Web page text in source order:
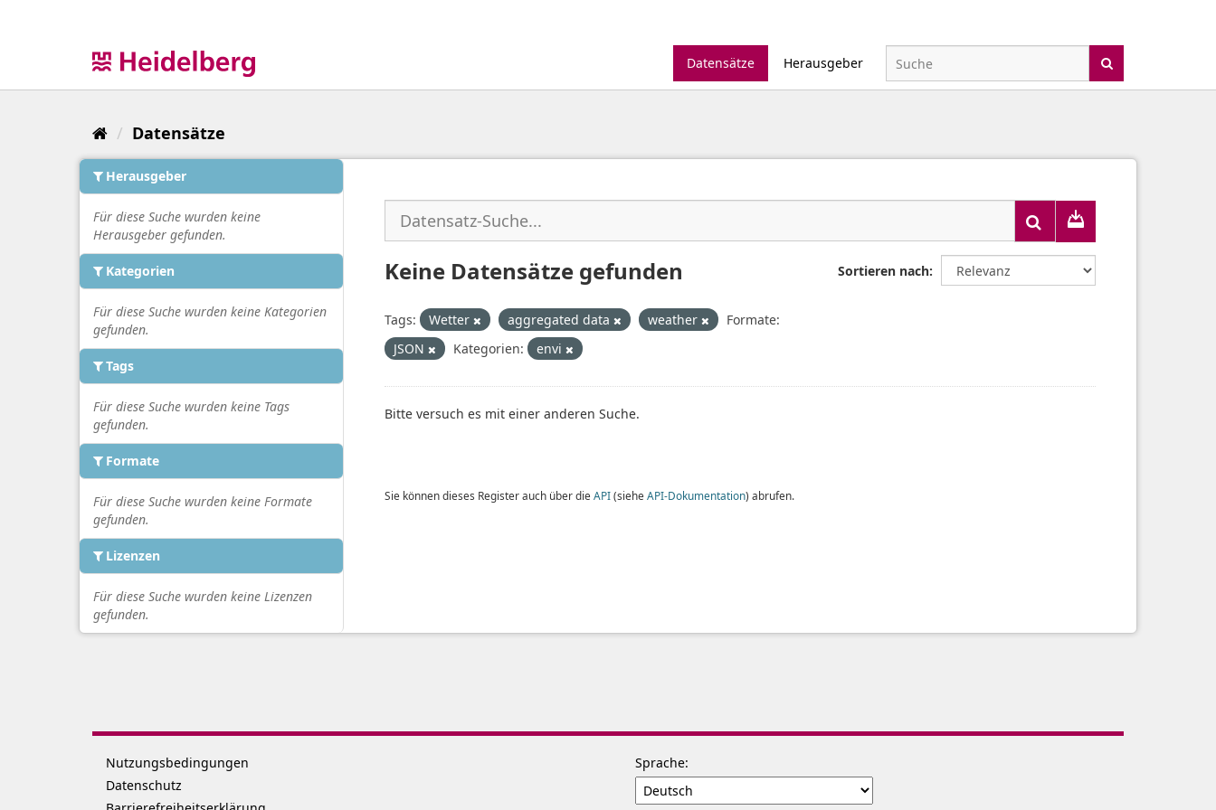
Datensätze
Herausgeber
Datensätze
Herausgeber
Für diese Suche wurden keine
Herausgeber gefunden.
Kategorien
Für diese Suche wurden keine Kategorien
gefunden.
Tags
Für diese Suche wurden keine Tags
gefunden.
Formate
Für diese Suche wurden keine Formate
gefunden.
Lizenzen
Für diese Suche wurden keine Lizenzen
gefunden.
Sortieren nach
Keine Datensätze gefunden
Tags: Wetter aggregated data weather
Formate:
JSON
Kategorien: envi
Bitte versuch es mit einer anderen Suche.
Sie können dieses Register auch über die API(siehe API-Dokumentation) abrufen.
Nutzungsbedingungen
Datenschutz
Sprache